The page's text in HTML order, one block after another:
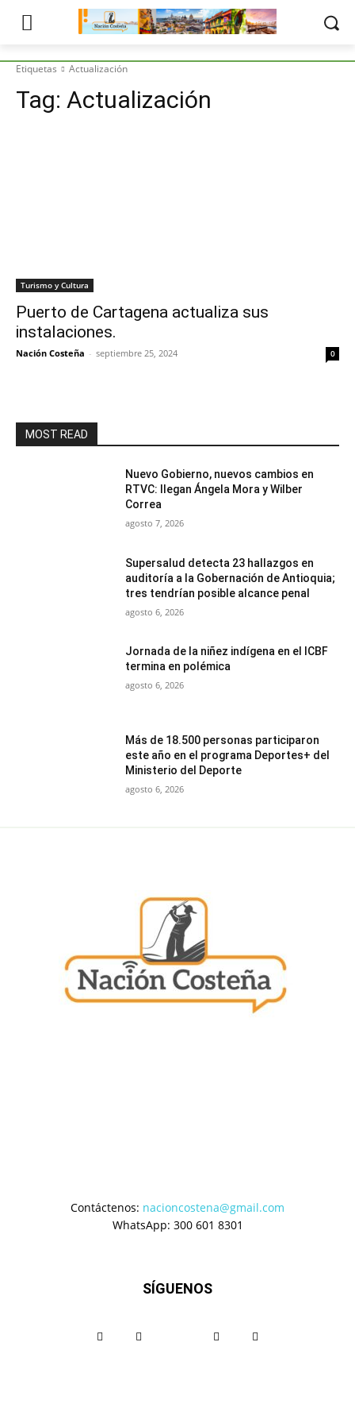
Etiquetas Actualización
Tag: Actualización
Turismo y Cultura
Puerto de Cartagena actualiza sus
instalaciones.
Nación Costeña - septiembre 25, 2024 0
MOST READ
Nuevo Gobierno, nuevos cambios en
RTVC: llegan Ángela Mora y Wilber
Correa
agosto 7, 2026
Supersalud detecta 23 hallazgos en
auditoría a la Gobernación de Antioquia;
tres tendrían posible alcance penal
agosto 6, 2026
Jornada de la niñez indígena en el ICBF
termina en polémica
agosto 6, 2026
Más de 18.500 personas participaron
este año en el programa Deportes+ del
Ministerio del Deporte
agosto 6, 2026
Contáctenos: nacioncostena@gmail.com
WhatsApp: 300 601 8301
SÍGUENOS